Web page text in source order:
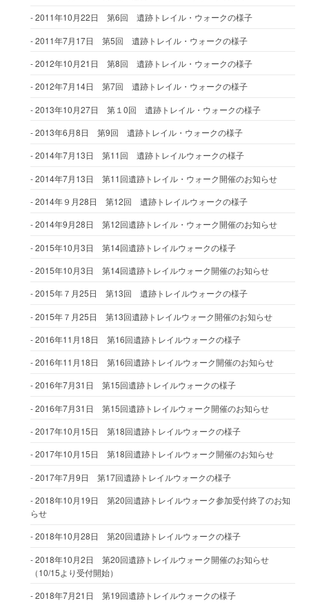
2011年10月22日 第6回 遺跡トレイル・ウォークの様子
2011年7月17日 第5回 遺跡トレイル・ウォークの様子
2012年10月21日 第8回 遺跡トレイル・ウォークの様子
2012年7月14日 第7回 遺跡トレイル・ウォークの様子
2013年10月27日 第１0回 遺跡トレイル・ウォークの様子
2013年6月8日 第9回 遺跡トレイル・ウォークの様子
2014年7月13日 第11回 遺跡トレイルウォークの様子
2014年7月13日 第11回遺跡トレイル・ウォーク開催のお知らせ
2014年９月28日 第12回 遺跡トレイルウォークの様子
2014年9月28日 第12回遺跡トレイル・ウォーク開催のお知らせ
2015年10月3日 第14回遺跡トレイルウォークの様子
2015年10月3日 第14回遺跡トレイルウォーク開催のお知らせ
2015年７月25日 第13回 遺跡トレイルウォークの様子
2015年７月25日 第13回遺跡トレイルウォーク開催のお知らせ
2016年11月18日 第16回遺跡トレイルウォークの様子
2016年11月18日 第16回遺跡トレイルウォーク開催のお知らせ
2016年7月31日 第15回遺跡トレイルウォークの様子
2016年7月31日 第15回遺跡トレイルウォーク開催のお知らせ
2017年10月15日 第18回遺跡トレイルウォークの様子
2017年10月15日 第18回遺跡トレイルウォーク開催のお知らせ
2017年7月9日 第17回遺跡トレイルウォークの様子
2018年10月19日 第20回遺跡トレイルウォーク参加受付終了のお知
らせ
2018年10月28日 第20回遺跡トレイルウォークの様子
2018年10月2日 第20回遺跡トレイルウォーク開催のお知らせ
（10/15より受付開始）
2018年7月21日 第19回遺跡トレイルウォークの様子